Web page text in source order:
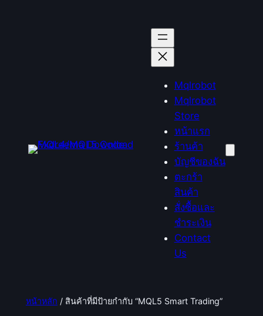
Mqlrobot
Mqlrobot
Store
หน้าแรก
ร้านค้า
บัญชีของฉัน
ตะกร้า
สินค้า
สั่งซื้อและ
ชำระเงิน
Contact
Us
หน้าหลัก / สินค้าที่มีป้ายกำกับ “MQL5 Smart Trading”